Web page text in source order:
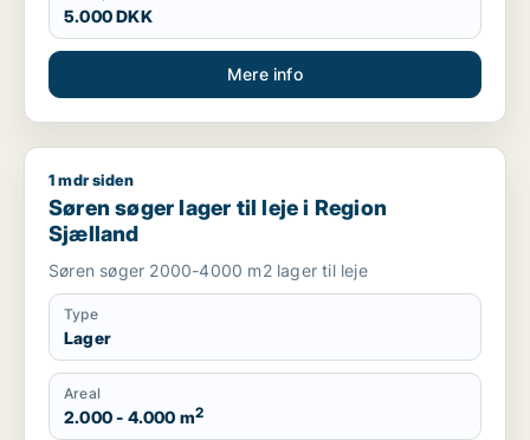
5.000 DKK
Mere info
Søren søger lager til leje i Region Sjælland
1 mdr siden
Søren søger lager til leje i Region
Sjælland
Søren søger 2000-4000 m2 lager til leje
Type
Lager
Areal
2.000 - 4.000 m2